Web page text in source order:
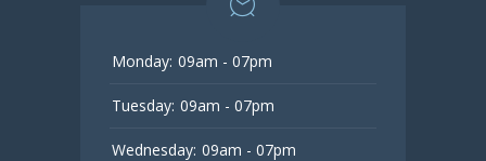
Monday: 09am - 07pm
Tuesday: 09am - 07pm
Wednesday: 09am - 07pm